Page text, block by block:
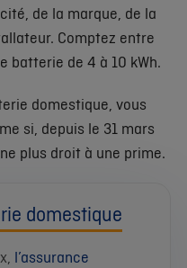
de la marque, de la
Comptez entre
batterie de 4 à 10 kWh.
domestique, vous
si, depuis le 31 mars
plus droit à une prime.
domestique
l’assurance